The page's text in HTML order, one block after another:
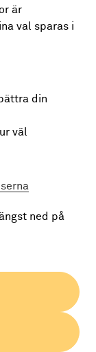
är
val sparas i
din
väl
ned på